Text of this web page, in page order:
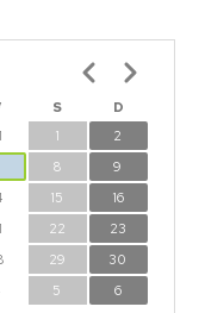
S
D
1
2
8
9
15
16
22
23
29
30
5 6
Paginación